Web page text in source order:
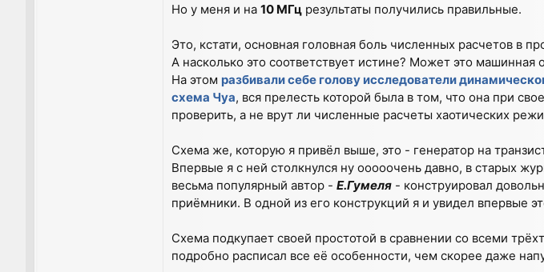
Но у меня и на 10 МГц результаты получились правильные.
Это, кстати, основная головная боль численных расчетов в
А насколько это соответствует истине? Может это машинная
На этом разбивали себе голову исследователи
схема Чуа, вся прелесть которой была в том, что она при
проверить, а не врут ли численные расчеты хаотических
Схема же, которую я привёл выше, это - генератор на
Впервые я с ней столкнулся ну ооооочень давно, в старых
весьма популярный автор - Е.Гумеля - конструировал
приёмники. В одной из его конструкций я и увидел впервые
Схема подкупает своей простотой в сравнении со всеми
подробно расписал все её особенности, чем скорее даже